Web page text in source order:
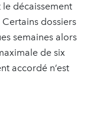
décaissement
dossiers
semaines alors
de six
accordé n’est